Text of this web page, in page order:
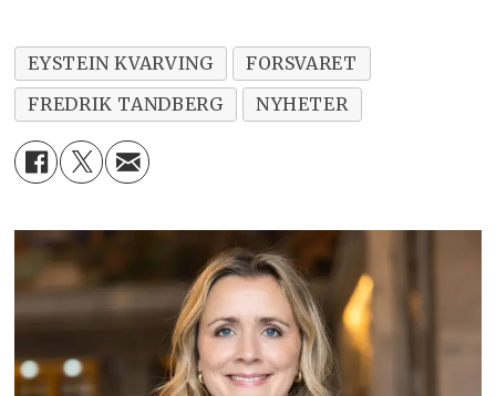
EYSTEIN KVARVING
FORSVARET
FREDRIK TANDBERG
NYHETER